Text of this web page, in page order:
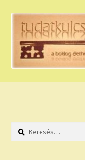
Ugrás
navigációhoz
Kilépés
tartalomba
HÚZZ EGY KÁRTYÁT!
HOLDNAPTÁR
Keresés: